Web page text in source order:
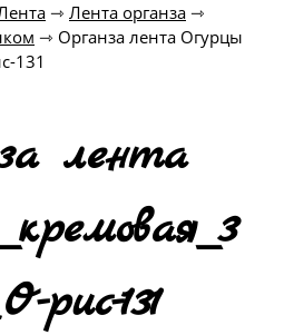
⇾ Лента органза ⇾
⇾ Органза лента Огурцы
131
лента
131